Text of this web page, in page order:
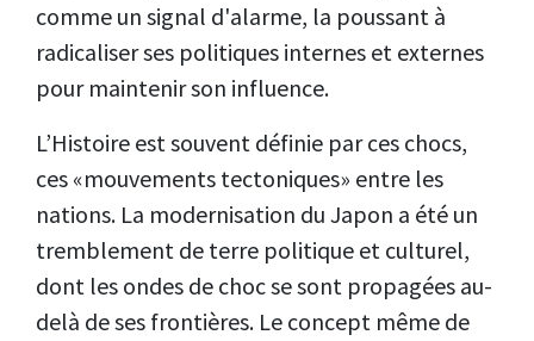
comme un signal d'alarme, la poussant à
radicaliser ses politiques internes et externes
pour maintenir son influence.
L’Histoire est souvent définie par ces chocs,
ces «mouvements tectoniques» entre les
nations. La modernisation du Japon a été un
tremblement de terre politique et culturel,
dont les ondes de choc se sont propagées au-
delà de ses frontières. Le concept même de